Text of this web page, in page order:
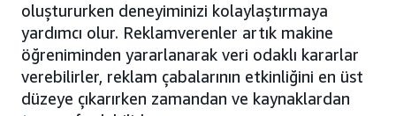
oluştururken deneyiminizi kolaylaştırmaya
yardımcı olur. Reklamverenler artık makine
öğreniminden yararlanarak veri odaklı kararlar
verebilirler, reklam çabalarının etkinliğini en üst
düzeye çıkarırken zamandan ve kaynaklardan